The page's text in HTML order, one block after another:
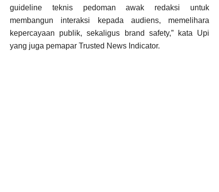
guideline teknis pedoman awak redaksi untuk
membangun interaksi kepada audiens, memelihara
kepercayaan publik, sekaligus brand safety,” kata Upi
yang juga pemapar Trusted News Indicator.